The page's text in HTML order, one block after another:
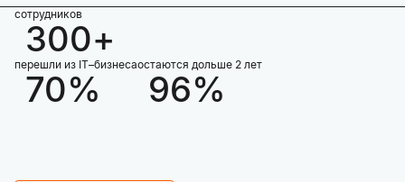
сотрудников
300+
перешли из IT–бизнеса
70%
остаются дольше 2 лет
96%